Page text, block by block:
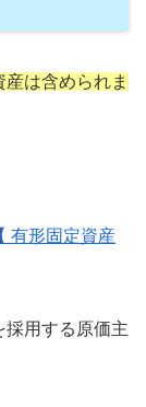
は含められま
有形固定資産
採用する原価主